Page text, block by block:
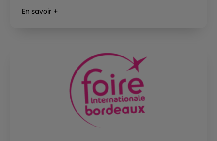
En savoir +